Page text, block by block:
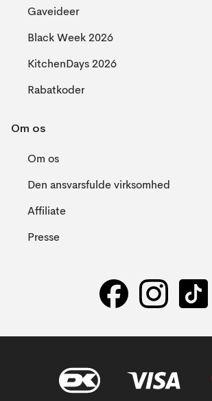
Gaveideer
Black Week 2026
KitchenDays 2026
Rabatkoder
Om os
Om os
Den ansvarsfulde virksomhed
Affiliate
Presse